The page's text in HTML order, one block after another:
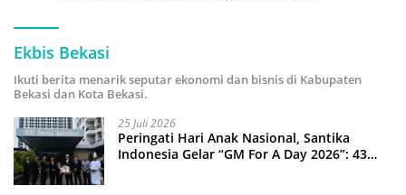
Ekbis Bekasi
Ikuti berita menarik seputar ekonomi dan bisnis di Kabupaten
Bekasi dan Kota Bekasi.
25 Juli 2026
Peringati Hari Anak Nasional, Santika
Indonesia Gelar “GM For A Day 2026”: 43